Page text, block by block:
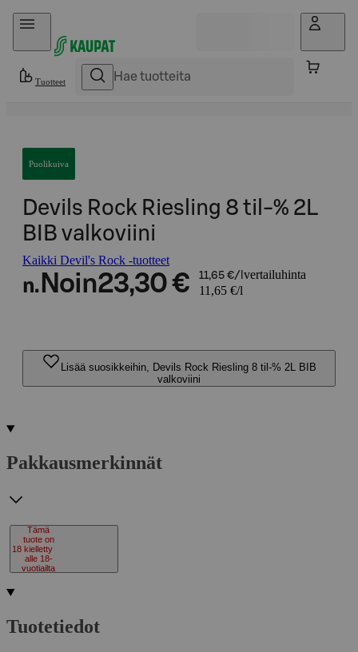
Hyppää sisältöön
Tuotteet
Puolikuiva
Devils Rock Riesling 8 til-% 2L
BIB valkoviini
Kaikki Devil's Rock -tuotteet
n. Noin23,30 € 11,65 €/l vertailuhinta
11,65 €/l
Lisää suosikkeihin, Devils Rock Riesling 8 til-% 2L BIB
valkoviini
Pakkausmerkinnät
18
Tämä
tuote on
kielletty
alle 18-
vuotiailta
Tuotetiedot